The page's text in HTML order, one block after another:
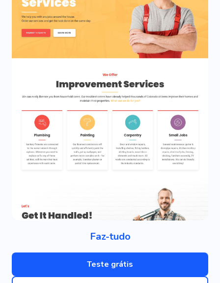
Faz-tudo
Teste grátis